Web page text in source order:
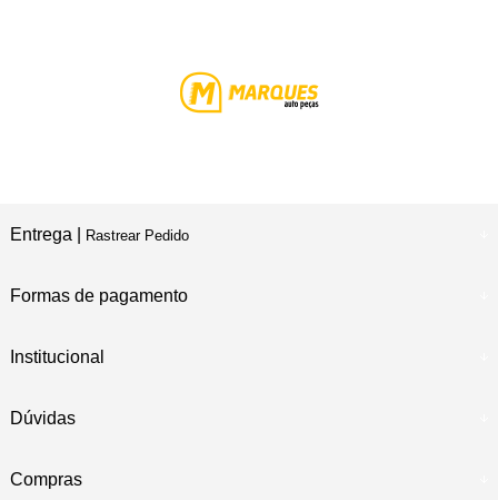
Entrega | Rastrear Pedido
Formas de pagamento
Institucional
Dúvidas
Compras